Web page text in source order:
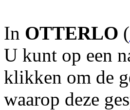
In OTTERLO (
U kunt op een
klikken om de
waarop deze